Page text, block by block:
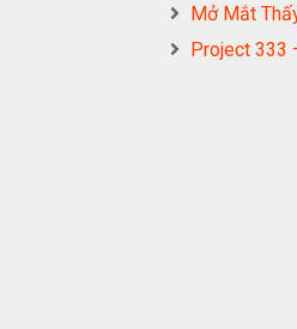
Mở Mắt
Project 333